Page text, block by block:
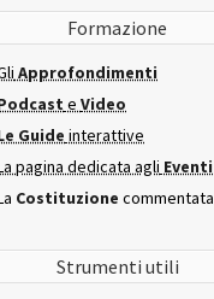
Formazione
Approfondimenti
e Video
Guide interattive
pagina dedicata agli Eventi
Costituzione commentata
Strumenti utili